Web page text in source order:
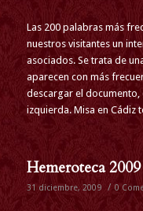
Las 200 palabras más
nuestros visitantes un
asociados. Se trata de
aparecen con más
descargar el documento,
izquierda. Misa en
Hemeroteca 2009
31 diciembre, 2009 / 0